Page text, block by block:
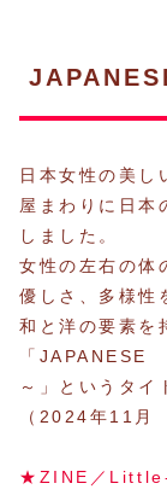
日本女性の美し
屋まわりに日本
しました。
女性の左右の体
優しさ、多様性
和と洋の要素を
「JAPANESE
～」というタイ
（2024年11
★ZINE／Little-